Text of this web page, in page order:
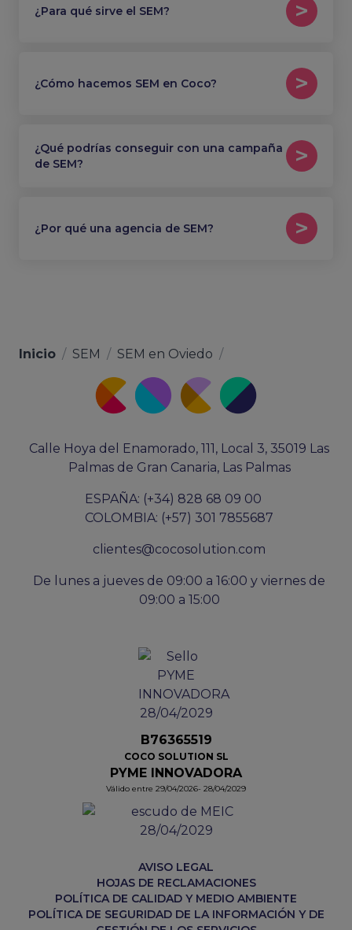
¿Para qué sirve el SEM?
¿Cómo hacemos SEM en Coco?
¿Qué podrías conseguir con una campaña
de SEM?
¿Por qué una agencia de SEM?
Inicio / SEM / SEM en Oviedo /
Calle Hoya del Enamorado, 111, Local 3, 35019 Las
Palmas de Gran Canaria, Las Palmas
ESPAÑA: (+34) 828 68 09 00
COLOMBIA: (+57) 301 7855687
clientes@cocosolution.com
De lunes a jueves de 09:00 a 16:00 y viernes de
09:00 a 15:00
B76365519
COCO SOLUTION SL
PYME INNOVADORA
Válido entre 29/04/2026- 28/04/2029
AVISO LEGAL
HOJAS DE RECLAMACIONES
POLÍTICA DE CALIDAD Y MEDIO AMBIENTE
POLÍTICA DE SEGURIDAD DE LA INFORMACIÓN Y DE